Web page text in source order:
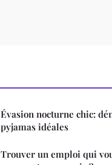
Évasion nocturne chic:
pyjamas idéales
Trouver un emploi qui